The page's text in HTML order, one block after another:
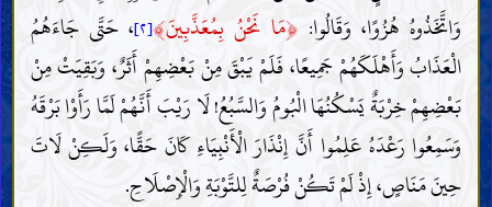
وَاتَّخَذُوهُ هُزُوًا، وَقَالُوا: ﴿مَا نَحْنُ بِمُعَذَّبِينَ﴾[٢] ، حَتَّى جَاءَهُمُ
الْعَذَابُ وَأَهْلَكَهُمْ جَمِيعًا، فَلَمْ يَبْقَ مِنْ بَعْضِهِمْ أَثَرٌ، وَبَقِيَتْ مِنْ
بَعْضِهِمْ خِرْبَةٌ يَسْكُنُهَا الْبُومُ وَالسَّبُعُ! لَا رَيْبَ أَنَّهُمْ لَمَّا رَأَوْا بَرْقَهُ
وَسَمِعُوا رَعْدَهُ عَلِمُوا أَنَّ إِنْذَارَ الْأَنْبِيَاءِ كَانَ حَقًّا، وَلَكِنْ لَاتَ
حِينَ مَنَاصٍ، إِذْ لَمْ تَكُنْ فُرْصَةٌ لِلتَّوْبَةِ وَالْإِصْلَاحِ.